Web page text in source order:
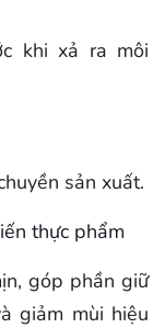
khi xả ra môi
sản xuất.
thực phẩm
góp phần giữ
giảm mùi hiệu